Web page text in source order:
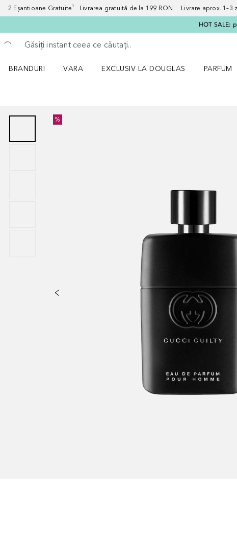
2 Eșantioane Gratuite¹ Livrarea gratuită de la 199 RON Livrare aprox. 1–3
HOT SALE:
Înapoi
Executați căutarea
BRANDURI
VARA
EXCLUSIV LA DOUGLAS
PARFUM
%